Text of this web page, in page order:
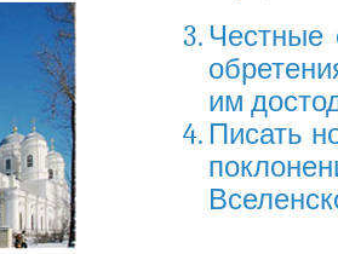
Честные
им
Писать